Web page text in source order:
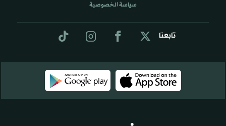
تابعنا
سياسة الخصوصية